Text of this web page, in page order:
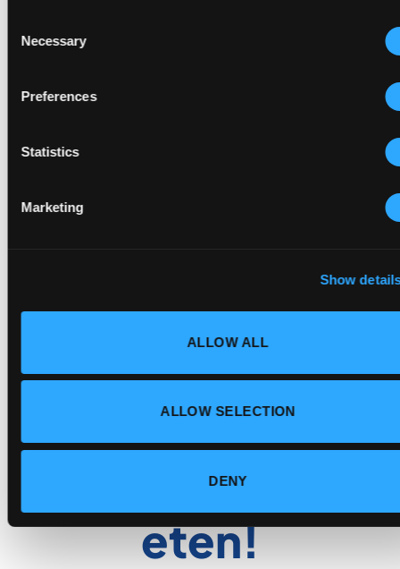
Selection
Necessary
Preferences
Statistics
Marketing
Show
ALLOW ALL
ALLOW SELECTION
DENY
16
Oct
Karsten &
Kuiper; passie
voor gezond
en lekker
eten!